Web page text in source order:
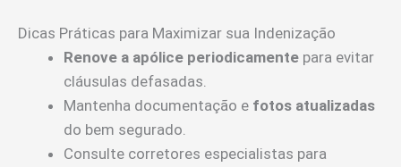
Dicas Práticas para Maximizar sua Indenização
Renove a apólice periodicamente para evitar
cláusulas defasadas.
Mantenha documentação e fotos atualizadas
do bem segurado.
Consulte corretores especialistas para